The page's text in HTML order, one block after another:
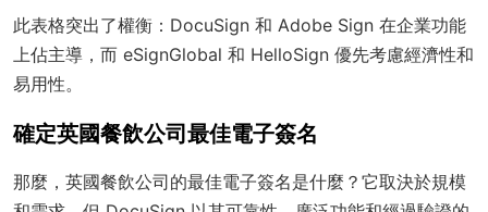
此表格突出了權衡：DocuSign 和 Adobe Sign 在企業功能
上佔主導，而 eSignGlobal 和 HelloSign 優先考慮經濟性和
易用性。
確定英國餐飲公司最佳電子簽名
那麼，英國餐飲公司的最佳電子簽名是什麼？它取決於規模